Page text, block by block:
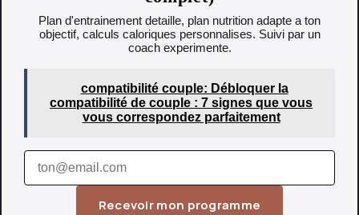
Plan d'entrainement detaille, plan nutrition adapte a ton
objectif, calculs caloriques personnalises. Suivi par un
coach experimente.
compatibilité couple: Débloquer la
compatibilité de couple : 7 signes que vous
vous correspondez parfaitement
Recevoir mon programme